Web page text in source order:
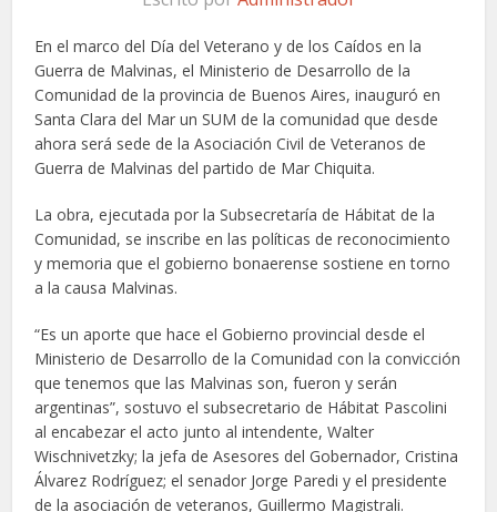
En el marco del Día del Veterano y de los Caídos en la
Guerra de Malvinas, el Ministerio de Desarrollo de la
Comunidad de la provincia de Buenos Aires, inauguró en
Santa Clara del Mar un SUM de la comunidad que desde
ahora será sede de la Asociación Civil de Veteranos de
Guerra de Malvinas del partido de Mar Chiquita.
La obra, ejecutada por la Subsecretaría de Hábitat de la
Comunidad, se inscribe en las políticas de reconocimiento
y memoria que el gobierno bonaerense sostiene en torno
a la causa Malvinas.
“Es un aporte que hace el Gobierno provincial desde el
Ministerio de Desarrollo de la Comunidad con la convicción
que tenemos que las Malvinas son, fueron y serán
argentinas”, sostuvo el subsecretario de Hábitat Pascolini
al encabezar el acto junto al intendente, Walter
Wischnivetzky; la jefa de Asesores del Gobernador, Cristina
Álvarez Rodríguez; el senador Jorge Paredi y el presidente
de la asociación de veteranos, Guillermo Magistrali.